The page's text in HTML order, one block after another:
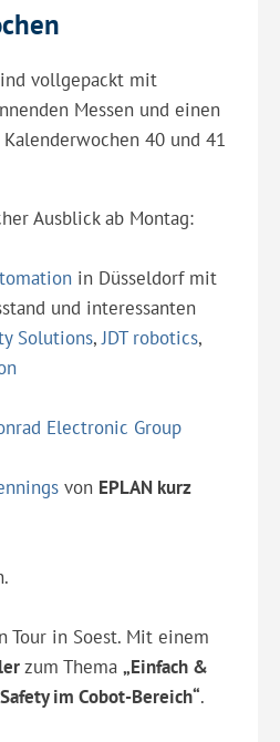
vollgepackt mit
Messen und einen
40 und 41
Ausblick ab Montag:
in Düsseldorf mit
und interessanten
Solutions,JDT robotics,
Electronic Group
von EPLAN kurz
Tour in Soest. Mit einem
zum Thema „Einfach &
im Cobot-Bereich“.